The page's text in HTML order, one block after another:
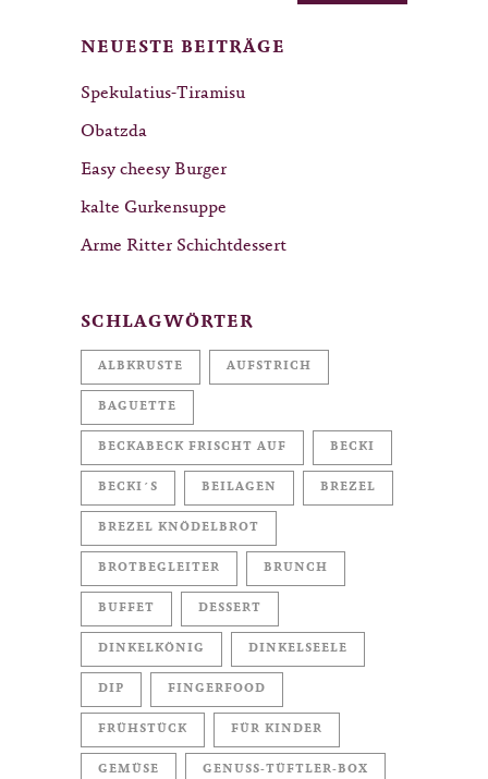
NEUESTE BEITRÄGE
Spekulatius-Tiramisu
Obatzda
Easy cheesy Burger
kalte Gurkensuppe
Arme Ritter Schichtdessert
SCHLAGWÖRTER
ALBKRUSTE AUFSTRICH
BAGUETTE
BECKABECK FRISCHT AUF BECKI
BECKI´S BEILAGEN BREZEL
BREZEL KNÖDELBROT
BROTBEGLEITER BRUNCH
BUFFET DESSERT
DINKELKÖNIG DINKELSEELE
DIP FINGERFOOD
FRÜHSTÜCK FÜR KINDER
GEMÜSE GENUSS-TÜFTLER-BOX